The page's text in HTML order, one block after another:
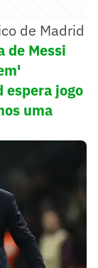
de Madrid
de Messi
espera jogo
uma